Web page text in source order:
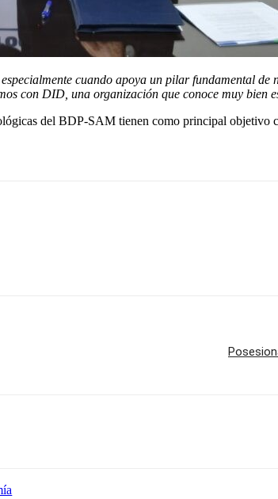
cuando apoya un pilar fundamental
con DID, una organización que conoce muy bien
del BDP-SAM tienen como principal objetivo